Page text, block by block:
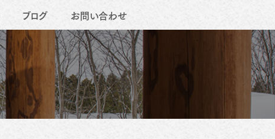
ブログ お問い合わせ